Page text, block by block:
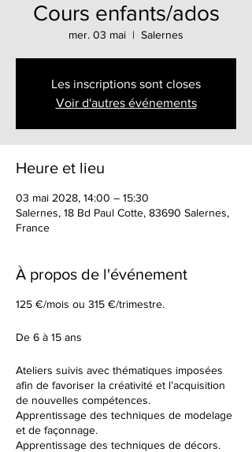
Cours enfants/ados
mer. 03 mai
  |
Salernes
Les inscriptions sont closes
Voir d'autres événements
Heure et lieu
03 mai 2028, 14:00 – 15:30
Salernes, 18 Bd Paul Cotte, 83690 Salernes,
France
À propos de l'événement
125 €/mois ou 315 €/trimestre.
De 6 à 15 ans
Ateliers suivis avec thématiques imposées
afin de favoriser la créativité et l’acquisition
de nouvelles compétences.
Apprentissage des techniques de modelage
et de façonnage.
Apprentissage des techniques de décors.